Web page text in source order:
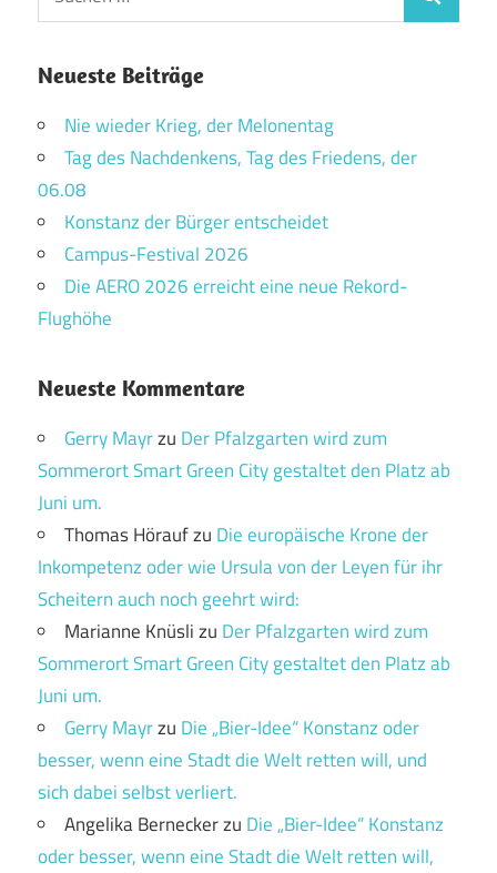
nach:
Suchen
Neueste Beiträge
Nie wieder Krieg, der Melonentag
Tag des Nachdenkens, Tag des Friedens, der
06.08
Konstanz der Bürger entscheidet
Campus-Festival 2026
Die AERO 2026 erreicht eine neue Rekord-
Flughöhe
Neueste Kommentare
Gerry Mayrzu Der Pfalzgarten wird zum
Sommerort Smart Green City gestaltet den Platz ab
Juni um.
Thomas Höraufzu Die europäische Krone der
Inkompetenz oder wie Ursula von der Leyen für ihr
Scheitern auch noch geehrt wird:
Marianne Knüslizu Der Pfalzgarten wird zum
Sommerort Smart Green City gestaltet den Platz ab
Juni um.
Gerry Mayrzu Die „Bier-Idee“ Konstanz oder
besser, wenn eine Stadt die Welt retten will, und
sich dabei selbst verliert.
Angelika Berneckerzu Die „Bier-Idee“ Konstanz
oder besser, wenn eine Stadt die Welt retten will,